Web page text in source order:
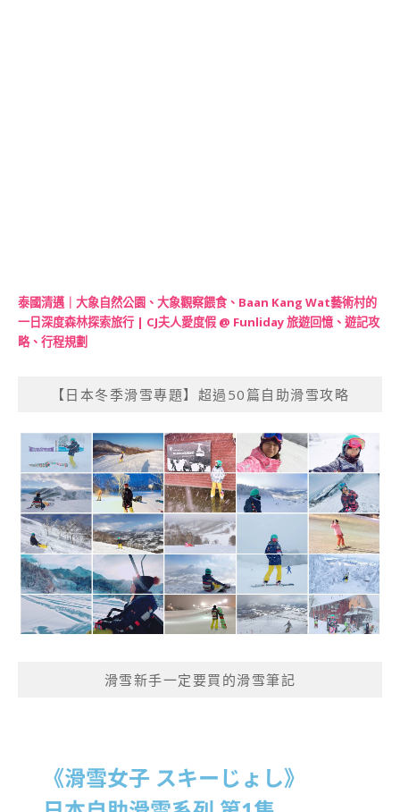
泰國清邁｜大象自然公園、大象觀察餵食、Baan Kang Wat藝術村的
一日深度森林探索旅行 | CJ夫人愛度假 @ Funliday 旅遊回憶、遊記攻
略、行程規劃
【日本冬季滑雪專題】超過50篇自助滑雪攻略
滑雪新手一定要買的滑雪筆記